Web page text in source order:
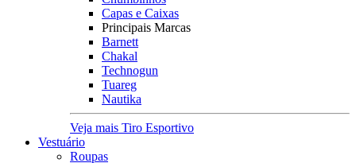
Capas e Caixas
Principais Marcas
Barnett
Chakal
Technogun
Tuareg
Nautika
Veja mais Tiro Esportivo
Vestuário
Roupas